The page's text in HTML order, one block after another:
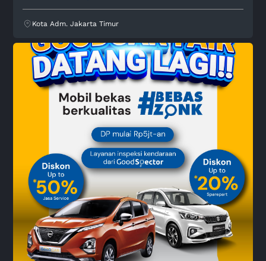
Kota Adm. Jakarta Timur